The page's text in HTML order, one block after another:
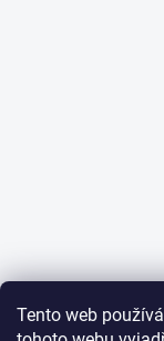
Tento web